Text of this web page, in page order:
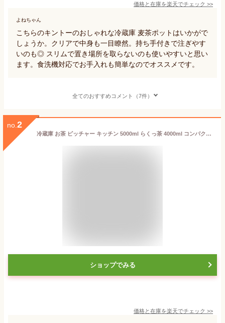
価格と在庫を楽天でチェック >>
よねちゃん
こちらのキントーのおしゃれな冷蔵庫 麦茶ポットはいかがで
しょうか。クリアで中身も一目瞭然。持ち手付きで注ぎやす
いのも◎ スリムで置き場所を取らないのも使いやすいと思い
ます。食洗機対応でお手入れも簡単なのでオススメです。
全てのおすすめコメント（7件）
no. 2
冷蔵庫 お茶 ピッチャー キッチン 5000ml らくっ茶 4000ml コンパクト ボトル 麦茶 カラフェ 麦茶ポット PP 小さめ 耐熱 洗いやすい 茶こし付き プラスチック 4L 5L 入れ物 水差し おしゃれ 麦茶ボトル ウォーターボトル お茶入れ 水出し 冷水筒 容器 ポット
ショップでみる
価格と在庫を楽天でチェック >>